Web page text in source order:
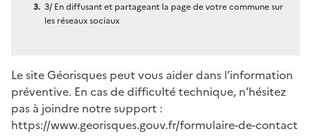
3/ En diffusant et partageant la page de votre commune sur
les réseaux sociaux
Le site Géorisques peut vous aider dans l’information
préventive. En cas de difficulté technique, n’hésitez
pas à joindre notre support :
https://www.georisques.gouv.fr/formulaire-de-contact